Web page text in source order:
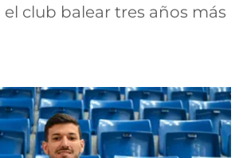
club balear tres años más